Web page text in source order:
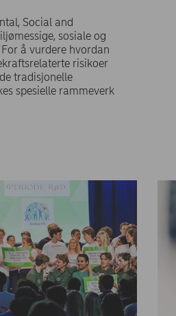
Social and
sosiale og
å vurdere hvordan
risikoer
tradisjonelle
spesielle rammeverk